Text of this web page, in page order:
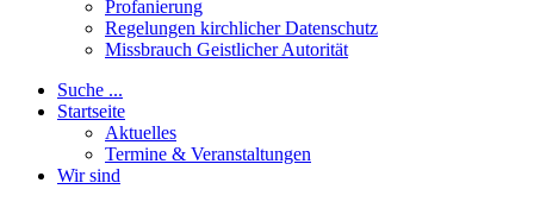
Profanierung
Regelungen kirchlicher Datenschutz
Missbrauch Geistlicher Autorität
Suche ...
Startseite
Aktuelles
Termine & Veranstaltungen
Wir sind